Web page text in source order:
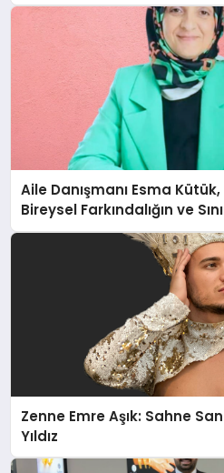
Aile Danışmanı Esma
Bireysel Farkındalığın ve
Anlatıyor
Zenne Emre Aşık: Sahne
Yıldız